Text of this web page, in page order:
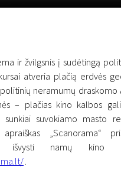
ir žvilgsnis į sudėtingą
atveria plačią erdvės
neramumų draskomo
– plačias kino kalbos
suvokiamo masto
„Scanorama“
išvysti namų kino
.